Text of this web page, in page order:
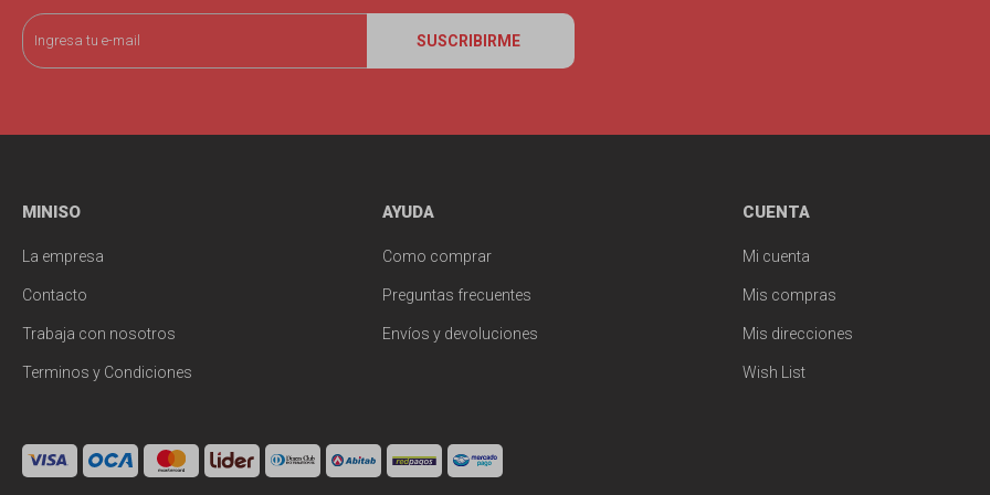
SUSCRIBIRME
MINISO
La empresa
Contacto
Trabaja con nosotros
Terminos y Condiciones
AYUDA
Como comprar
Preguntas frecuentes
Envíos y devoluciones
CUENTA
Mi cuenta
Mis compras
Mis direcciones
Wish List